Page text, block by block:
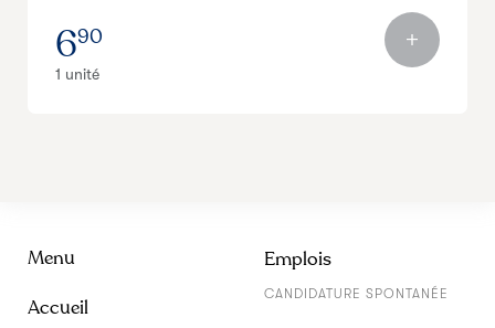
690
1 unité
Menu
Accueil
Emplois
CANDIDATURE SPONTANÉE